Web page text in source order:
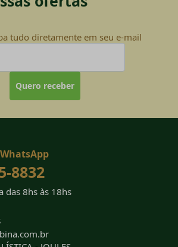
tudo diretamente em seu e-mail
Quero receber
8832
das 8hs às 18hs